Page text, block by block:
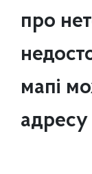
про
мапі
адресу